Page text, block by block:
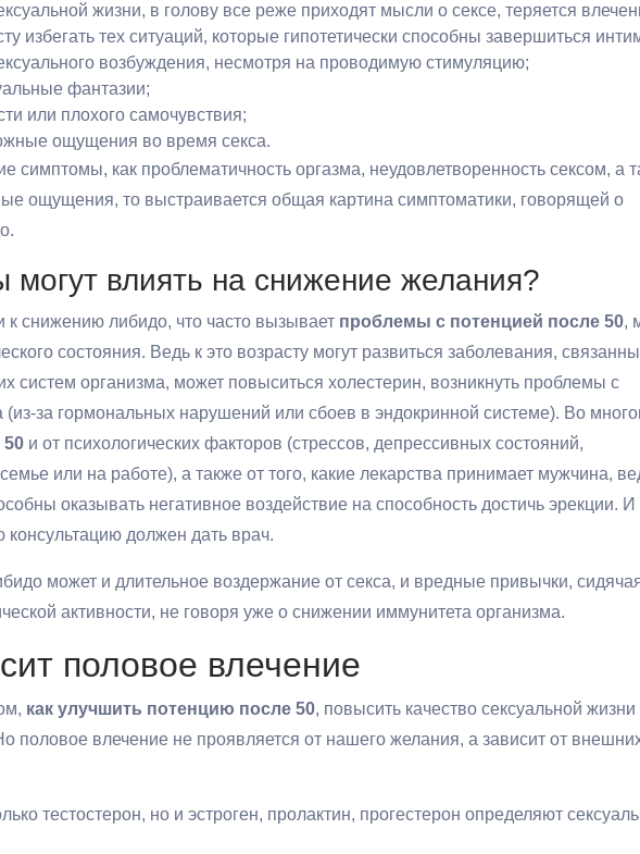
жизни, в голову все реже приходят мысли о сексе, теряется
избегать тех ситуаций, которые гипотетически способны завершиться
возбуждения, несмотря на проводимую стимуляцию;
фантазии;
или плохого самочувствия;
ощущения во время секса.
симптомы, как проблематичность оргазма, неудовлетворенность сексом, а
ощущения, то выстраивается общая картина симптоматики, говорящей о
могут влиять на снижение желания?
снижению либидо, что часто вызывает проблемы с потенцией после 50,
состояния. Ведь к это возрасту могут развиться заболевания,
систем организма, может повыситься холестерин, возникнуть проблемы с
(из-за гормональных нарушений или сбоев в эндокринной системе). Во
50 и от психологических факторов (стрессов, депрессивных состояний,
или на работе), а также от того, какие лекарства принимает мужчина,
оказывать негативное воздействие на способность достичь эрекции. И
должен дать врач.
может и длительное воздержание от секса, и вредные привычки,
активности, не говоря уже о снижении иммунитета организма.
половое влечение
как улучшить потенцию после 50, повысить качество сексуальной жизни
половое влечение не проявляется от нашего желания, а зависит от
тестостерон, но и эстроген, пролактин, прогестерон определяют